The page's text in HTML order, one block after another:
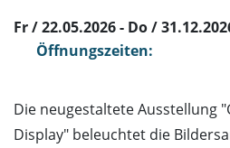
Fr / 22.05.2026 - Do /
Öffnungszeiten:
Die neugestaltete Ausstellung
Display" beleuchtet die